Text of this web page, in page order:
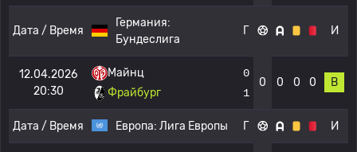
Дата / Время
Германия:
Бундеслига
Г И
12.04.2026
20:30
Майнц
Фрайбург
0
1
0 0 0 0 В
Дата / Время Европа: Лига Европы Г И